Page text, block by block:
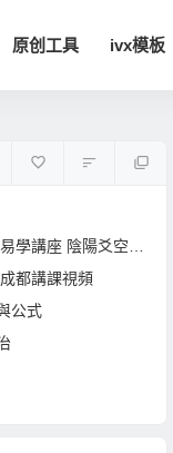
原创工具 ivx模板
講座 陰陽爻空間卦形
都講課視頻
公式